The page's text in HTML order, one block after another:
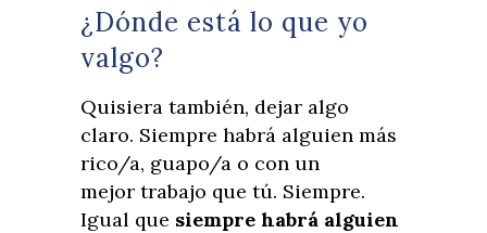
¿Dónde está lo que yo
valgo?
Quisiera también, dejar algo
claro. Siempre habrá alguien más
rico/a, guapo/a o con un
mejor trabajo que tú. Siempre.
Igual que siempre habrá alguien